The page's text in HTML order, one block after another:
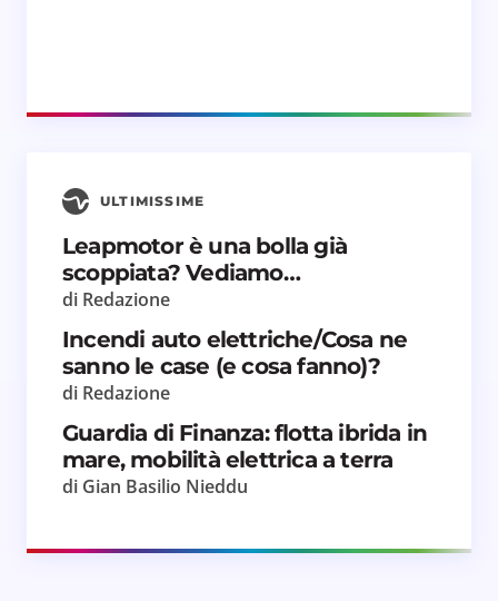
ULTIMISSIME
Leapmotor è una bolla già
scoppiata? Vediamo…
di Redazione
Incendi auto elettriche/Cosa ne
sanno le case (e cosa fanno)?
di Redazione
Guardia di Finanza: flotta ibrida in
mare, mobilità elettrica a terra
di Gian Basilio Nieddu